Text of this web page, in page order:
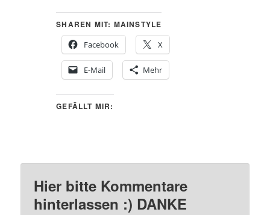
SHAREN MIT: MAINSTYLE
Facebook
X
E-Mail Mehr
GEFÄLLT MIR:
Hier bitte Kommentare
hinterlassen :) DANKE